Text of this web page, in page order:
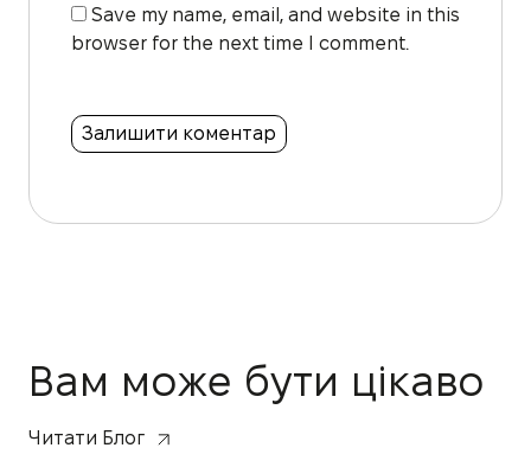
Save my name, email, and website in this
browser for the next time I comment.
Вам може бути цікаво
Читати Блог